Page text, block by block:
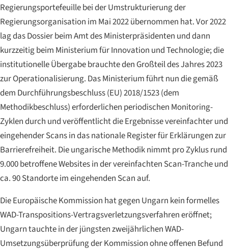
Regierungsportefeuille bei der Umstrukturierung der
Regierungsorganisation im Mai 2022 übernommen hat. Vor 2022
lag das Dossier beim Amt des Ministerpräsidenten und dann
kurzzeitig beim Ministerium für Innovation und Technologie; die
institutionelle Übergabe brauchte den Großteil des Jahres 2023
zur Operationalisierung. Das Ministerium führt nun die gemäß
dem Durchführungsbeschluss (EU) 2018/1523 (dem
Methodikbeschluss) erforderlichen periodischen Monitoring-
Zyklen durch und veröffentlicht die Ergebnisse vereinfachter und
eingehender Scans in das nationale Register für Erklärungen zur
Barrierefreiheit. Die ungarische Methodik nimmt pro Zyklus rund
9.000 betroffene Websites in der vereinfachten Scan-Tranche und
ca. 90 Standorte im eingehenden Scan auf.
Die Europäische Kommission hat gegen Ungarn kein formelles
WAD-Transpositions-Vertragsverletzungsverfahren eröffnet;
Ungarn tauchte in der jüngsten zweijährlichen WAD-
Umsetzungsüberprüfung der Kommission ohne offenen Befund